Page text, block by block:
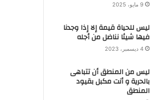
9 مايو، 2025
ليس للحياة قيمة إلا إذا وجدنا
فيها شيئا نناضل من أجله
4 ديسمبر، 2023
ليس من المنطق أن تتباهى
بالحرية و أنت مكبل بقيود
المنطق